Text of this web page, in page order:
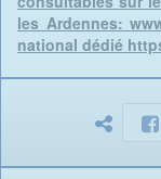
les Ardennes:
national dédié